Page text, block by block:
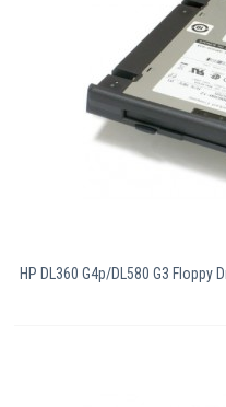
HP DL360 G4p/DL580 G3 Floppy